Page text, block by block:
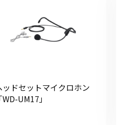
ッドセットマイクロホン
UM17」